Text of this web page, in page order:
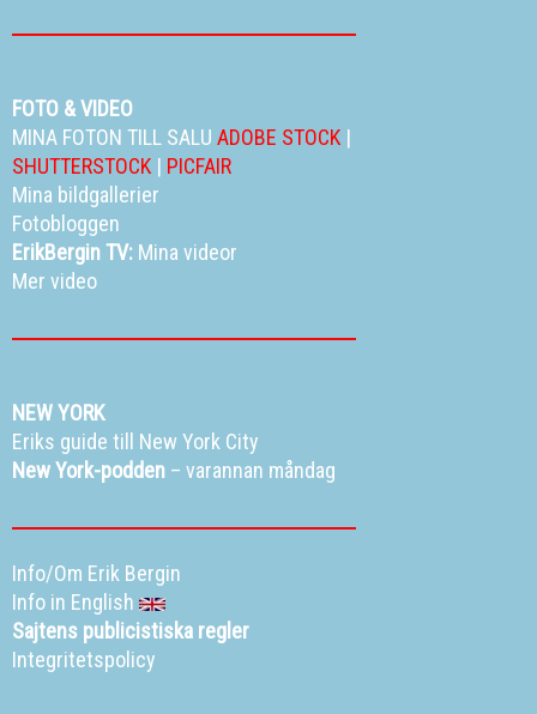
FOTO & VIDEO
MINA FOTON TILL SALU ADOBE STOCK |
SHUTTERSTOCK | PICFAIR
Mina bildgallerier
Fotobloggen
ErikBergin TV: Mina videor
Mer video
NEW YORK
Eriks guide till New York City
New York-podden – varannan måndag
Info/Om Erik Bergin
Info in English
Sajtens publicistiska regler
Integritetspolicy